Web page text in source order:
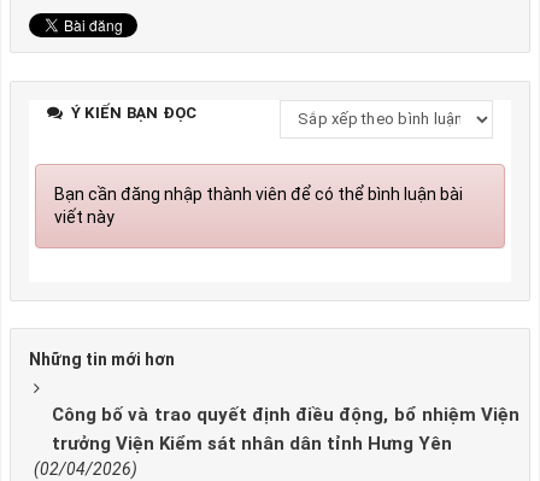
Ý KIẾN BẠN ĐỌC
Bạn cần đăng nhập thành viên để có thể bình luận bài
viết này
Những tin mới hơn
Công bố và trao quyết định điều động, bổ nhiệm Viện
trưởng Viện Kiểm sát nhân dân tỉnh Hưng Yên
(02/04/2026)